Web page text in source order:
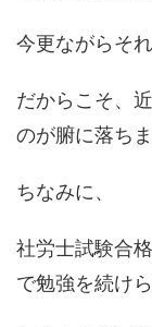
今更ながらそ
だからこそ、
のが腑に落ちま
ちなみに、
社労士試験合
で勉強を続け